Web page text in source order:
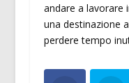
andare a lavorare
una destinazione
perdere tempo